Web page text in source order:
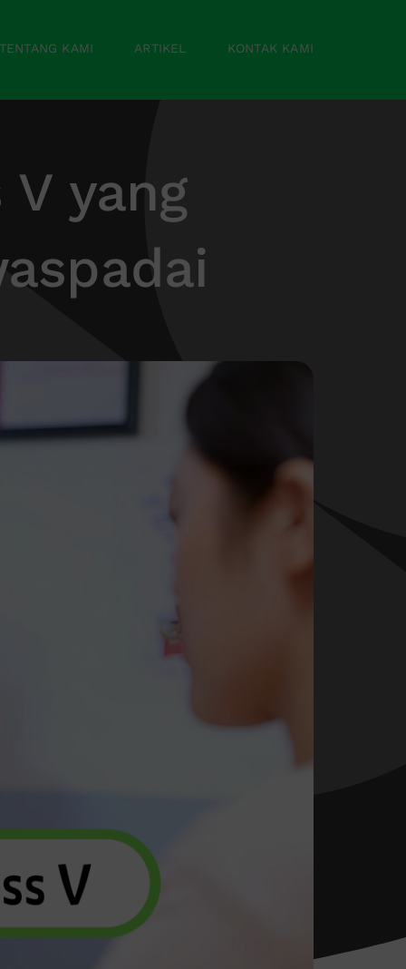
KAMI ARTIKEL KONTAK KAMI
yang